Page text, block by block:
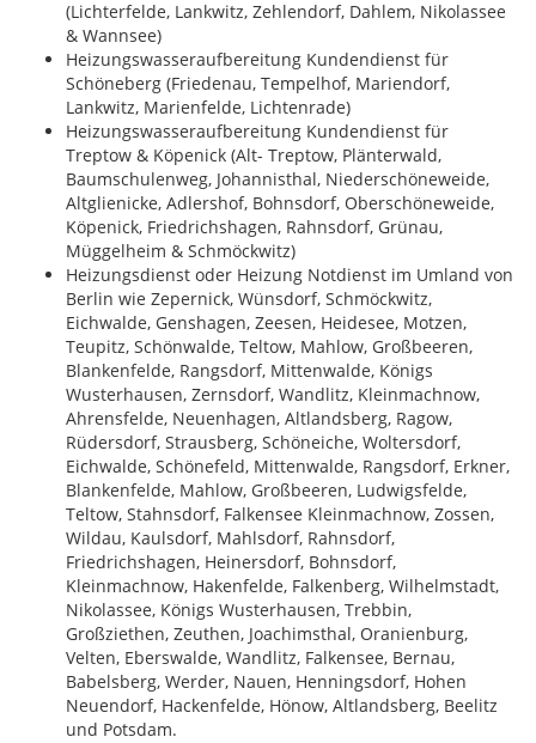
(Lichterfelde, Lankwitz, Zehlendorf, Dahlem, Nikolassee
& Wannsee)
Heizungswasseraufbereitung Kundendienst für
Schöneberg (Friedenau, Tempelhof, Mariendorf,
Lankwitz, Marienfelde, Lichtenrade)
Heizungswasseraufbereitung Kundendienst für
Treptow & Köpenick (Alt- Treptow, Plänterwald,
Baumschulenweg, Johannisthal, Niederschöneweide,
Altglienicke, Adlershof, Bohnsdorf, Oberschöneweide,
Köpenick, Friedrichshagen, Rahnsdorf, Grünau,
Müggelheim & Schmöckwitz)
Heizungsdienst oder Heizung Notdienst im Umland von
Berlin wie Zepernick, Wünsdorf, Schmöckwitz,
Eichwalde, Genshagen, Zeesen, Heidesee, Motzen,
Teupitz, Schönwalde, Teltow, Mahlow, Großbeeren,
Blankenfelde, Rangsdorf, Mittenwalde, Königs
Wusterhausen, Zernsdorf, Wandlitz, Kleinmachnow,
Ahrensfelde, Neuenhagen, Altlandsberg, Ragow,
Rüdersdorf, Strausberg, Schöneiche, Woltersdorf,
Eichwalde, Schönefeld, Mittenwalde, Rangsdorf, Erkner,
Blankenfelde, Mahlow, Großbeeren, Ludwigsfelde,
Teltow, Stahnsdorf, Falkensee Kleinmachnow, Zossen,
Wildau, Kaulsdorf, Mahlsdorf, Rahnsdorf,
Friedrichshagen, Heinersdorf, Bohnsdorf,
Kleinmachnow, Hakenfelde, Falkenberg, Wilhelmstadt,
Nikolassee, Königs Wusterhausen, Trebbin,
Großziethen, Zeuthen, Joachimsthal, Oranienburg,
Velten, Eberswalde, Wandlitz, Falkensee, Bernau,
Babelsberg, Werder, Nauen, Henningsdorf, Hohen
Neuendorf, Hackenfelde, Hönow, Altlandsberg, Beelitz
und Potsdam.